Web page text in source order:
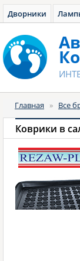
Дворники
Главная » Все
Коврики в